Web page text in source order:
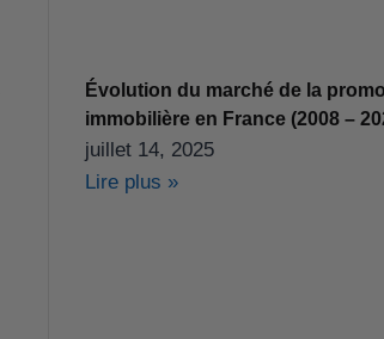
Évolution du marché de la
immobilière en France (2008 –
juillet 14, 2025
Lire plus »